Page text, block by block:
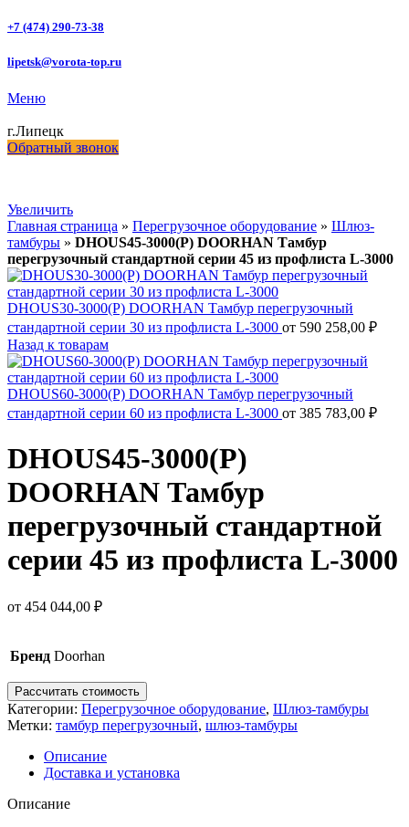
+7 (474) 290-73-38
lipetsk@vorota-top.ru
Меню
г.Липецк
Обратный звонок
Увеличить
Главная страница » Перегрузочное оборудование » Шлюз-
тамбуры » DHOUS45-3000(P) DOORHAN Тамбур
перегрузочный стандартной серии 45 из профлиста L-3000
DHOUS30-3000(P) DOORHAN Тамбур перегрузочный
стандартной серии 30 из профлиста L-3000 от 590 258,00 ₽
Назад к товарам
DHOUS60-3000(P) DOORHAN Тамбур перегрузочный
стандартной серии 60 из профлиста L-3000 от 385 783,00 ₽
DHOUS45-3000(P)
DOORHAN Тамбур
перегрузочный стандартной
серии 45 из профлиста L-3000
от 454 044,00 ₽
Бренд Doorhan
Рассчитать стоимость
Категории: Перегрузочное оборудование, Шлюз-тамбуры
Метки: тамбур перегрузочный, шлюз-тамбуры
Описание
Доставка и установка
Описание